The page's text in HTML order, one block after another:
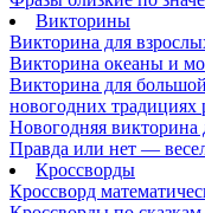
Викторины
Викторина для
Викторина океаны и
Викторина для
новогодних традициях
Новогодняя викторина
Правда или нет —
Кроссворды
Кроссворд